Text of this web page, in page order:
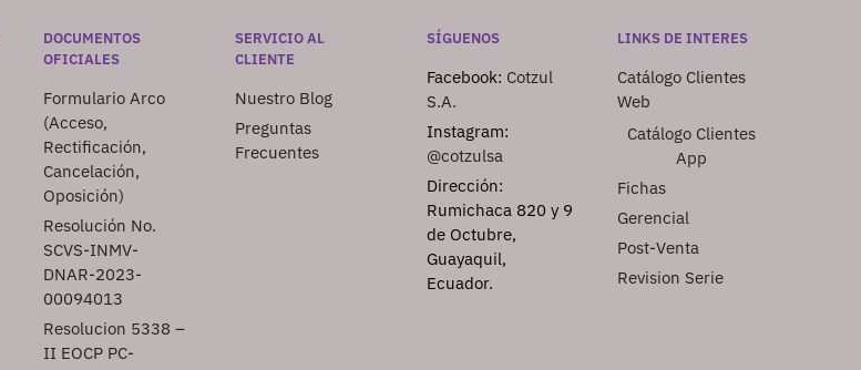
DOCUMENTOS
OFICIALES
Formulario Arco
(Acceso,
Rectificación,
Cancelación,
Oposición)
Resolución No.
SCVS-INMV-
DNAR-2023-
00094013
Resolucion 5338 –
II EOCP PC-
SERVICIO AL
CLIENTE
Nuestro Blog
Preguntas
Frecuentes
SÍGUENOS
Facebook: Cotzul
S.A.
Instagram:
@cotzulsa
Dirección:
Rumichaca 820 y 9
de Octubre,
Guayaquil,
Ecuador.
LINKS DE INTERES
Catálogo Clientes
Web
Catálogo Clientes
App
Fichas
Gerencial
Post-Venta
Revision Serie